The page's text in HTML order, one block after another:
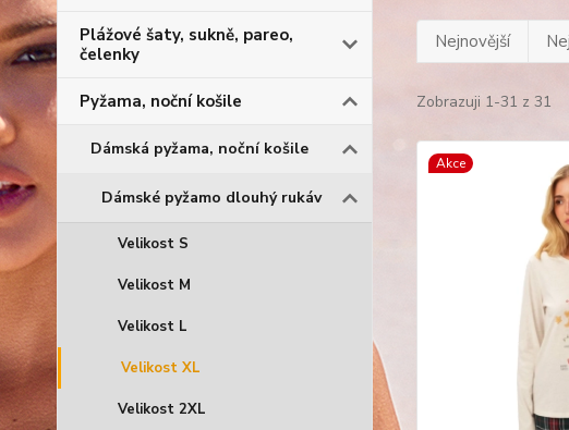
Plážové šaty, sukně, pareo,
čelenky
Pyžama, noční košile
Dámská pyžama, noční košile
Dámské pyžamo dlouhý rukáv
Velikost S
Velikost M
Velikost L
Velikost XL
Velikost 2XL
Nejnovější
Zobrazuji 1-31 z 31
Akce